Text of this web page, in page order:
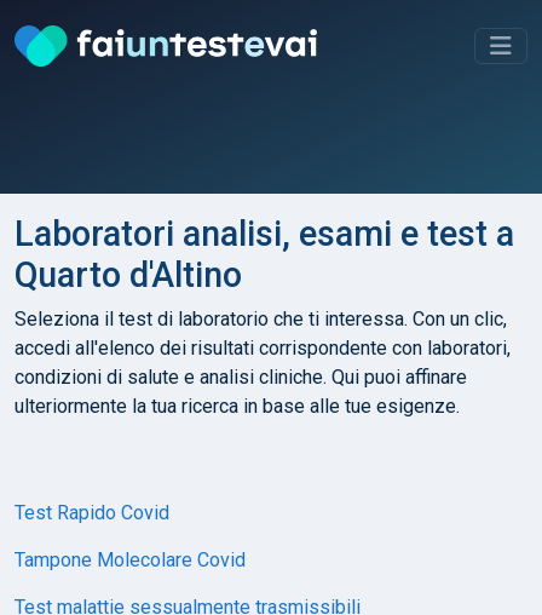
Laboratori analisi, esami e test a
Quarto d'Altino
Seleziona il test di laboratorio che ti interessa. Con un clic,
accedi all'elenco dei risultati corrispondente con laboratori,
condizioni di salute e analisi cliniche. Qui puoi affinare
ulteriormente la tua ricerca in base alle tue esigenze.
Test Rapido Covid
Tampone Molecolare Covid
Test malattie sessualmente trasmissibili